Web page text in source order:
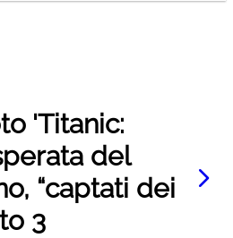
'Titanic:
del
“captati dei
3